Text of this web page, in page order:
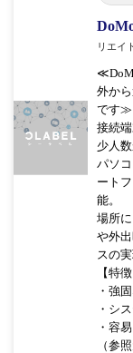
リエイ
外か
です≫
接続
少人
パソ
ート
能。
場所
や外
スの
【特徴
・強
・シ
・容
（参